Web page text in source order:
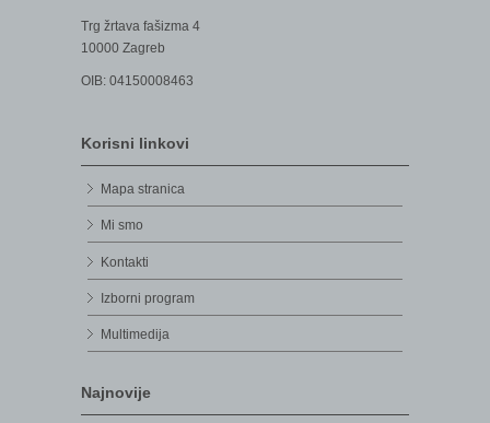
Trg žrtava fašizma 4
10000 Zagreb
OIB: 04150008463
Korisni linkovi
Mapa stranica
Mi smo
Kontakti
Izborni program
Multimedija
Najnovije